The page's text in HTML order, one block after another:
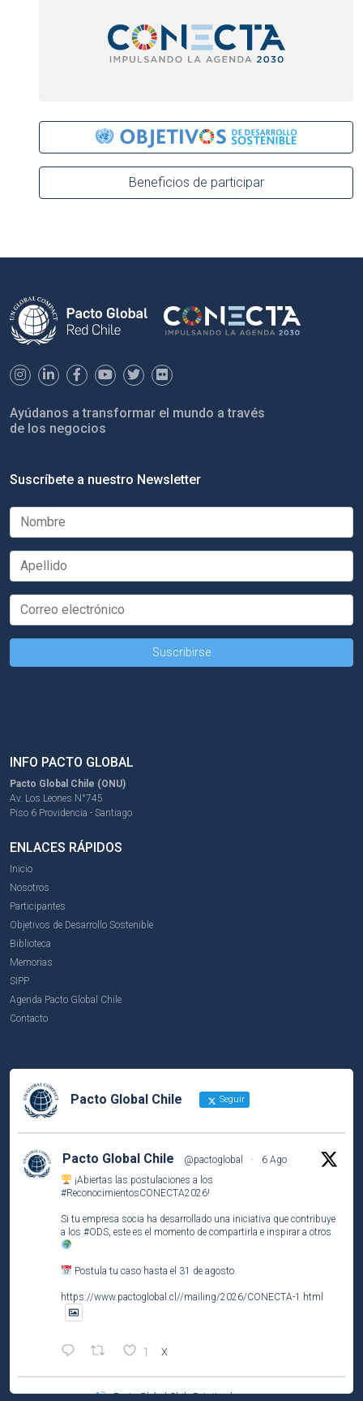
Beneficios de participar
Ayúdanos a transformar el mundo a través
de los negocios
Suscríbete a nuestro Newsletter
INFO PACTO GLOBAL
Pacto Global Chile (ONU)
Av. Los Leones N°745
Piso 6 Providencia - Santiago
ENLACES RÁPIDOS
Inicio
Nosotros
Participantes
Objetivos de Desarrollo Sostenible
Biblioteca
Memorias
SIPP
Agenda Pacto Global Chile
Contacto
Pacto Global Chile Seguir
Pacto Global Chile @pactoglobal ·
6 Ago
¡Abiertas las postulaciones a los
#ReconocimientosCONECTA2026!
Si tu empresa socia ha desarrollado una iniciativa que contribuye
a los #ODS , este es el momento de compartirla e inspirar a otros.
Postula tu caso hasta el 31 de agosto.
https://www.pactoglobal.cl//mailing/2026/CONECTA-1.html
1 X
Pacto Global Chile Retuiteado